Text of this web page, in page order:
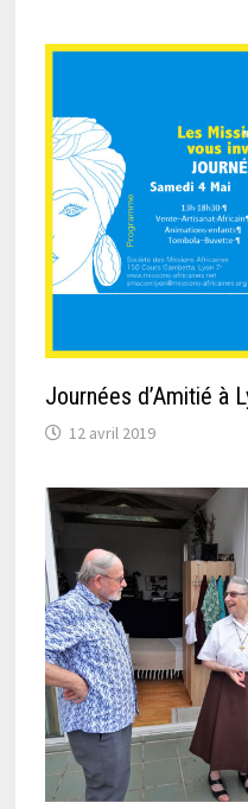
Journées d’Amitié à
12 avril 2019